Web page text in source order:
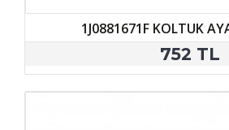
1J0881671F KOLTUK
752 TL